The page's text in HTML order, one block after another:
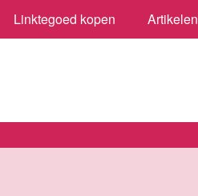
Linktegoed kopen Artikelen